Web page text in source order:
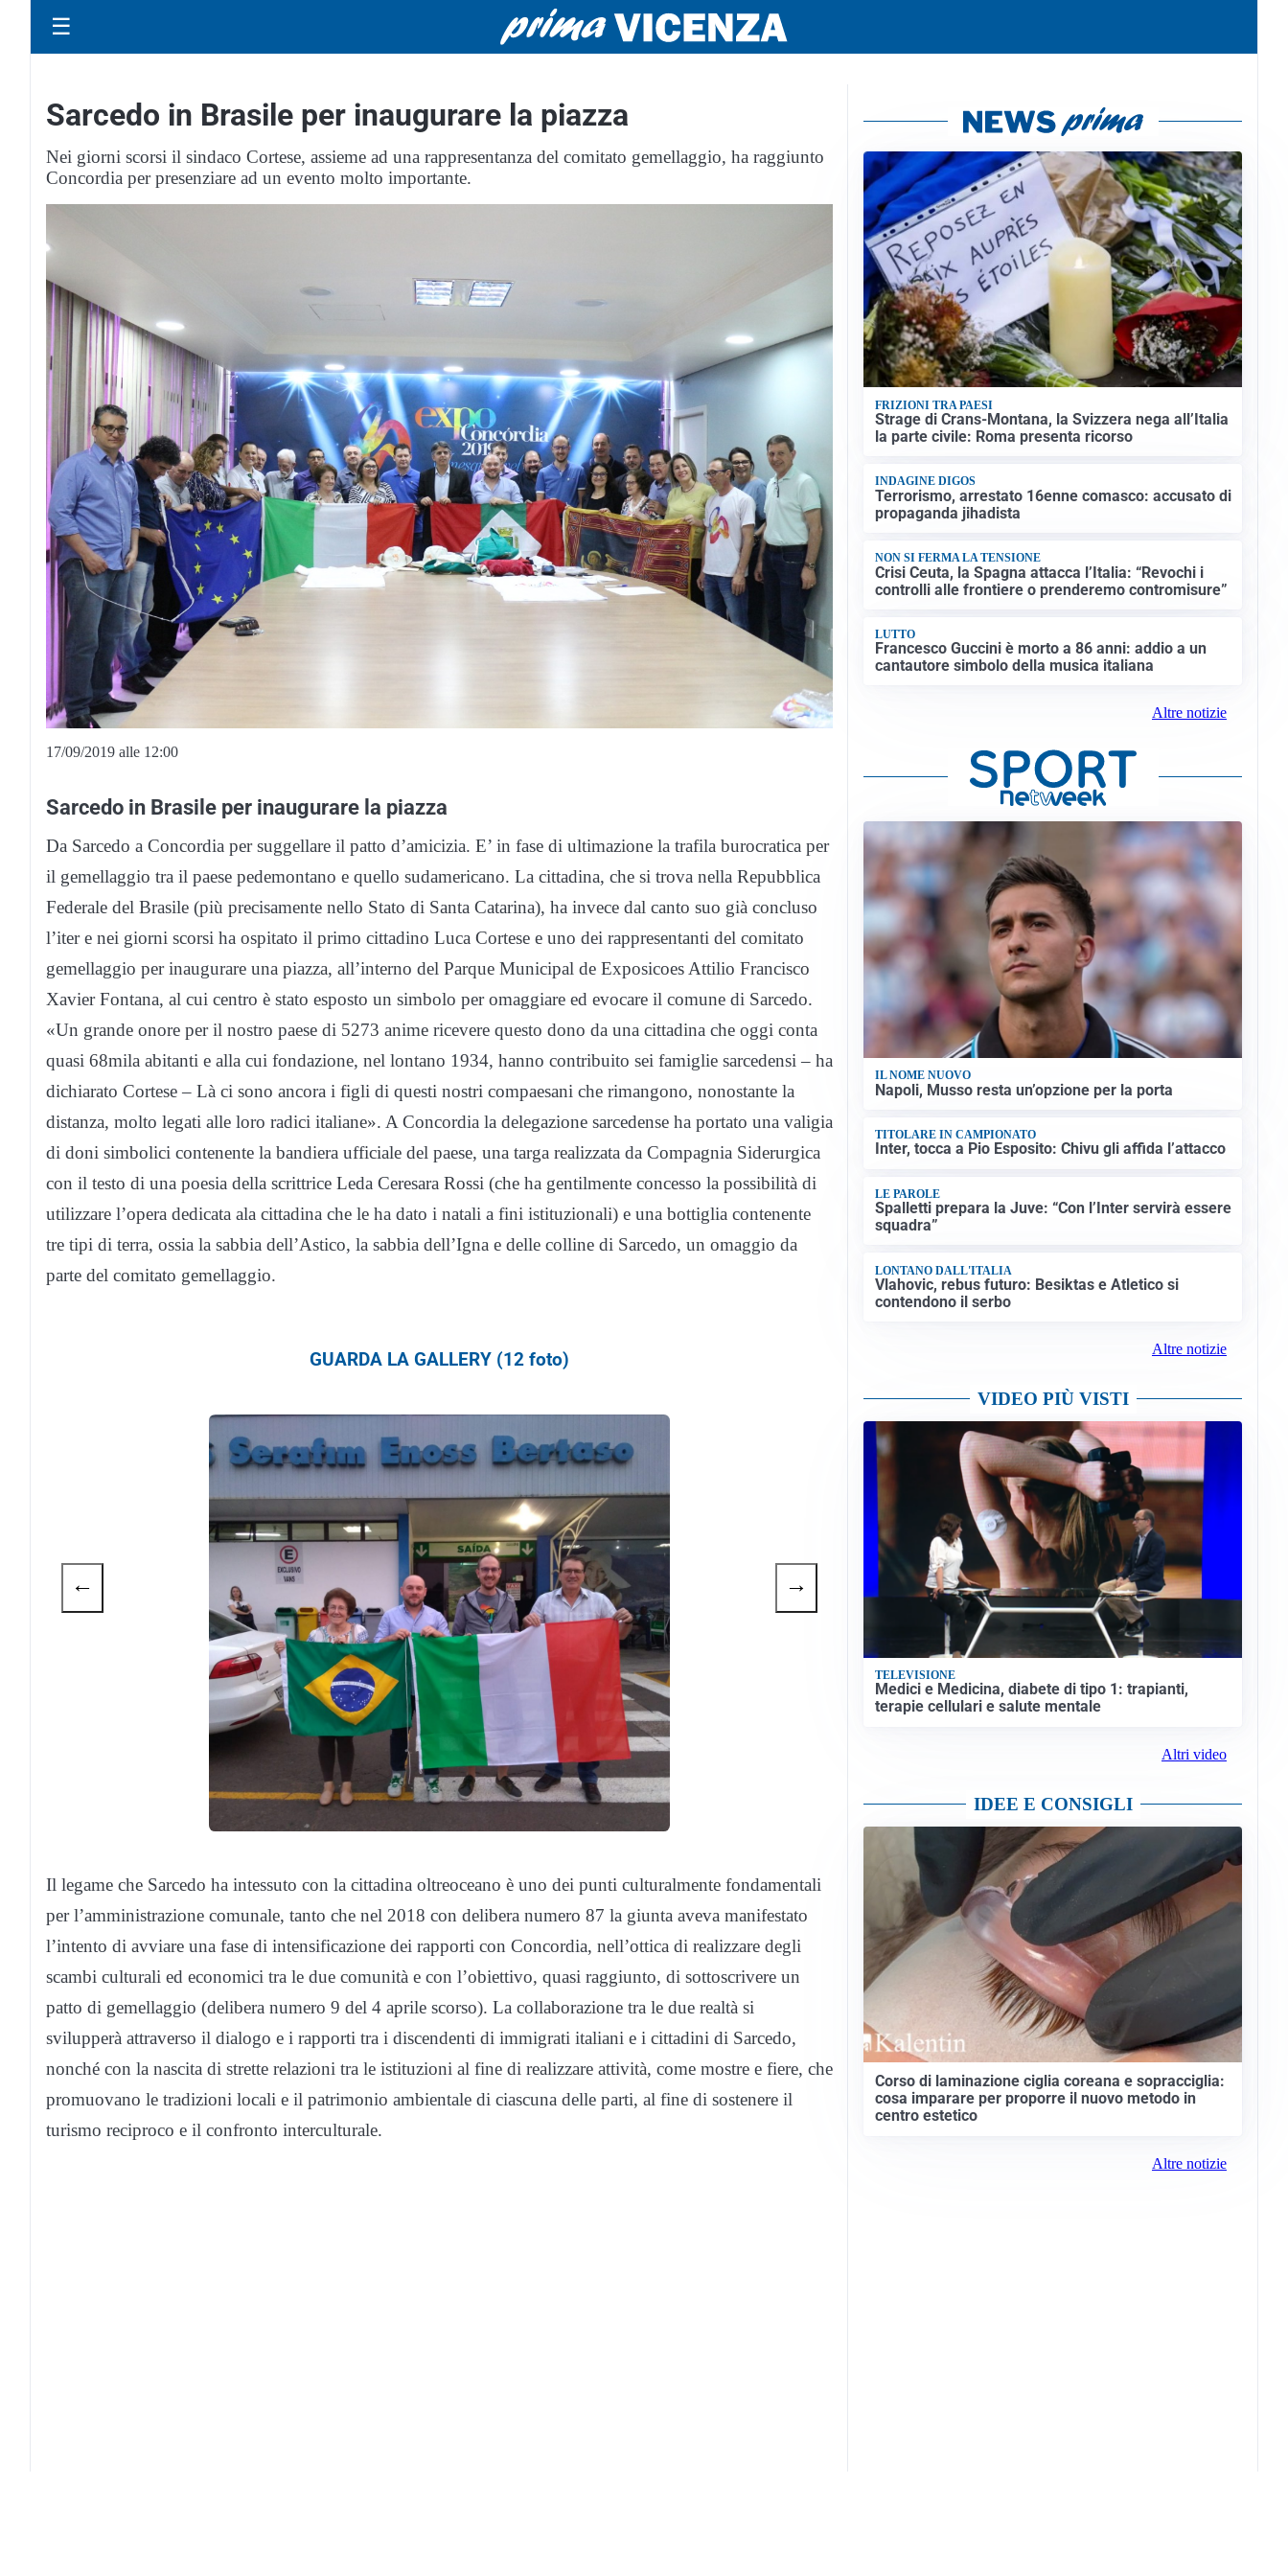
☰
Sarcedo in Brasile per inaugurare la piazza
Nei giorni scorsi il sindaco Cortese, assieme ad una rappresentanza del comitato gemellaggio, ha raggiunto
Concordia per presenziare ad un evento molto importante.
17/09/2019 alle 12:00
Sarcedo in Brasile per inaugurare la piazza
Da Sarcedo a Concordia per suggellare il patto d’amicizia. E’ in fase di ultimazione la trafila burocratica per
il gemellaggio tra il paese pedemontano e quello sudamericano. La cittadina, che si trova nella Repubblica
Federale del Brasile (più precisamente nello Stato di Santa Catarina), ha invece dal canto suo già concluso
l’iter e nei giorni scorsi ha ospitato il primo cittadino Luca Cortese e uno dei rappresentanti del comitato
gemellaggio per inaugurare una piazza, all’interno del Parque Municipal de Exposicoes Attilio Francisco
Xavier Fontana, al cui centro è stato esposto un simbolo per omaggiare ed evocare il comune di Sarcedo.
«Un grande onore per il nostro paese di 5273 anime ricevere questo dono da una cittadina che oggi conta
quasi 68mila abitanti e alla cui fondazione, nel lontano 1934, hanno contribuito sei famiglie sarcedensi – ha
dichiarato Cortese – Là ci sono ancora i figli di questi nostri compaesani che rimangono, nonostante la
distanza, molto legati alle loro radici italiane». A Concordia la delegazione sarcedense ha portato una valigia
di doni simbolici contenente la bandiera ufficiale del paese, una targa realizzata da Compagnia Siderurgica
con il testo di una poesia della scrittrice Leda Ceresara Rossi (che ha gentilmente concesso la possibilità di
utilizzare l’opera dedicata ala cittadina che le ha dato i natali a fini istituzionali) e una bottiglia contenente
tre tipi di terra, ossia la sabbia dell’Astico, la sabbia dell’Igna e delle colline di Sarcedo, un omaggio da
parte del comitato gemellaggio.
GUARDA LA GALLERY (12 foto)
← →
Il legame che Sarcedo ha intessuto con la cittadina oltreoceano è uno dei punti culturalmente fondamentali
per l’amministrazione comunale, tanto che nel 2018 con delibera numero 87 la giunta aveva manifestato
l’intento di avviare una fase di intensificazione dei rapporti con Concordia, nell’ottica di realizzare degli
scambi culturali ed economici tra le due comunità e con l’obiettivo, quasi raggiunto, di sottoscrivere un
patto di gemellaggio (delibera numero 9 del 4 aprile scorso). La collaborazione tra le due realtà si
svilupperà attraverso il dialogo e i rapporti tra i discendenti di immigrati italiani e i cittadini di Sarcedo,
nonché con la nascita di strette relazioni tra le istituzioni al fine di realizzare attività, come mostre e fiere, che
promuovano le tradizioni locali e il patrimonio ambientale di ciascuna delle parti, al fine di sostenere il
turismo reciproco e il confronto interculturale.
FRIZIONI TRA PAESI
Strage di Crans-Montana, la Svizzera nega all’Italia
la parte civile: Roma presenta ricorso
INDAGINE DIGOS
Terrorismo, arrestato 16enne comasco: accusato di
propaganda jihadista
NON SI FERMA LA TENSIONE
Crisi Ceuta, la Spagna attacca l’Italia: “Revochi i
controlli alle frontiere o prenderemo contromisure”
LUTTO
Francesco Guccini è morto a 86 anni: addio a un
cantautore simbolo della musica italiana
Altre notizie
IL NOME NUOVO
Napoli, Musso resta un’opzione per la porta
TITOLARE IN CAMPIONATO
Inter, tocca a Pio Esposito: Chivu gli affida l’attacco
LE PAROLE
Spalletti prepara la Juve: “Con l’Inter servirà essere
squadra”
LONTANO DALL'ITALIA
Vlahovic, rebus futuro: Besiktas e Atletico si
contendono il serbo
Altre notizie
VIDEO PIÙ VISTI
TELEVISIONE
Medici e Medicina, diabete di tipo 1: trapianti,
terapie cellulari e salute mentale
Altri video
IDEE E CONSIGLI
Corso di laminazione ciglia coreana e sopracciglia:
cosa imparare per proporre il nuovo metodo in
centro estetico
Altre notizie